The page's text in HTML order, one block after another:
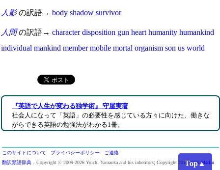
Top▲
人影の訳語→ body shadow survivor
人間の訳語→ character disposition gun heart humanity humankind
individual mankind member mobile mortal organism son us world
『英語で人生が変わる独学術』 守屋実著
社会人になって「英語」の必要性を感じている方々に向けた、働きな
がらできる英語の勉強法がわかる1冊。
このサイトについて プライバシーポリシー
ご連絡
翻訳類語辞典 ．Copyright © 2009-2026 Yoichi Yamaoka and his inheritors; Copyright 2013-2026 Marlin